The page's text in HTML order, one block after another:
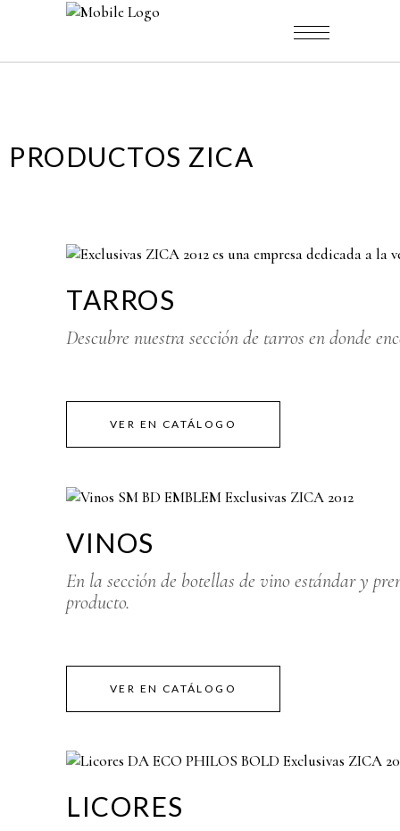
PRODUCTOS ZICA
TARROS
Descubre nuestra sección de tarros en donde
VER EN CATÁLOGO
VINOS
En la sección de botellas de vino estándar y
producto.
VER EN CATÁLOGO
LICORES